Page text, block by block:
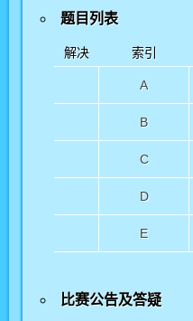
题目列表
解决 索引
A
B
C
D
E
比赛公告及答疑